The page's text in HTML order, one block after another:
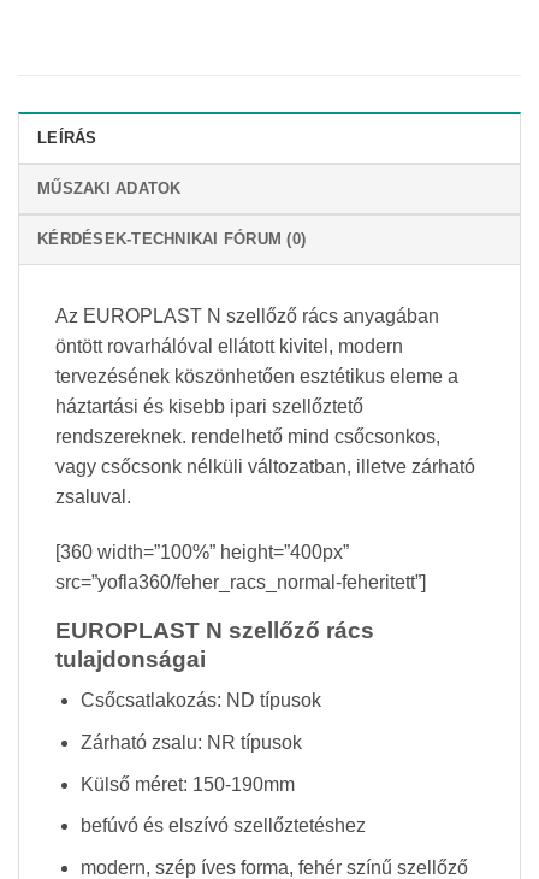
LEÍRÁS
MŰSZAKI ADATOK
KÉRDÉSEK-TECHNIKAI FÓRUM (0)
Az EUROPLAST N szellőző rács anyagában
öntött rovarhálóval ellátott kivitel, modern
tervezésének köszönhetően esztétikus eleme a
háztartási és kisebb ipari szellőztető
rendszereknek. rendelhető mind csőcsonkos,
vagy csőcsonk nélküli változatban, illetve zárható
zsaluval.
[360 width=”100%” height=”400px”
src=”yofla360/feher_racs_normal-feheritett”]
EUROPLAST N szellőző rács
tulajdonságai
Csőcsatlakozás: ND típusok
Zárható zsalu: NR típusok
Külső méret: 150-190mm
befúvó és elszívó szellőztetéshez
modern, szép íves forma, fehér színű szellőző